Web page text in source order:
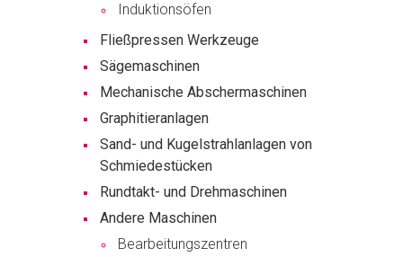
Induktionsöfen
Fließpressen Werkzeuge
Sägemaschinen
Mechanische Abschermaschinen
Graphitieranlagen
Sand- und Kugelstrahlanlagen von
Schmiedestücken
Rundtakt- und Drehmaschinen
Andere Maschinen
Bearbeitungszentren